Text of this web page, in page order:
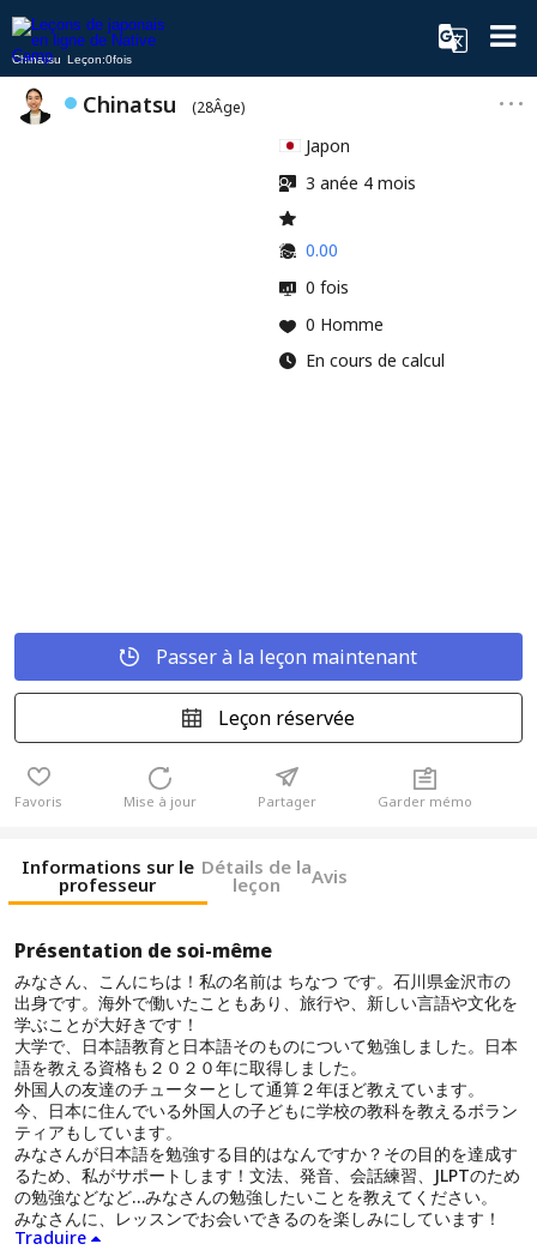
Chinatsu Leçon:0fois
Chinatsu (28Âge)
Japon
3 anée 4 mois
0.00
0 fois
0 Homme
En cours de calcul
Passer à la leçon maintenant
Leçon réservée
Favoris Mise à jour Partager Garder mémo
Informations sur le
professeur
Détails de la
leçon Avis
Présentation de soi-même
みなさん、こんにちは！私の名前は ちなつ です。石川県金沢市の
出身です。海外で働いたこともあり、旅行や、新しい言語や文化を
学ぶことが大好きです！
大学で、日本語教育と日本語そのものについて勉強しました。日本
語を教える資格も２０２０年に取得しました。
外国人の友達のチューターとして通算２年ほど教えています。
今、日本に住んでいる外国人の子どもに学校の教科を教えるボラン
ティアもしています。
みなさんが日本語を勉強する目的はなんですか？その目的を達成す
るため、私がサポートします！文法、発音、会話練習、JLPTのため
の勉強などなど…みなさんの勉強したいことを教えてください。
みなさんに、レッスンでお会いできるのを楽しみにしています！
Traduire